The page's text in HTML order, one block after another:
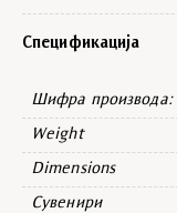
Спецификација
Шифра производа:
Weight
Dimensions
Сувенири